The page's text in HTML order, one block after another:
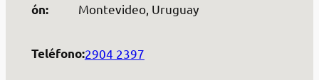
ón:
Montevideo, Uruguay
Teléfono:2904 2397